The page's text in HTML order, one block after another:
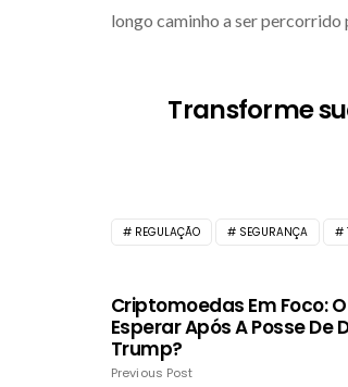
longo caminho a ser percorrido
Transforme
REGULAÇÃO SEGURANÇA
Criptomoedas Em Foco:
Esperar Após A Posse De
Trump?
Previous Post